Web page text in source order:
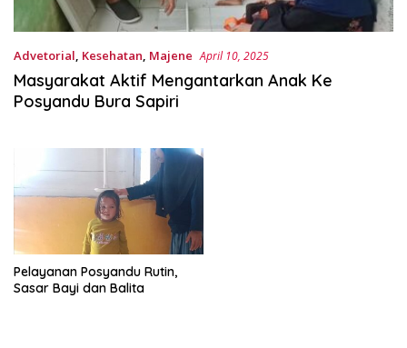
Advetorial, Kesehatan, Majene April 10, 2025
Masyarakat Aktif Mengantarkan Anak Ke
Posyandu Bura Sapiri
Pelayanan Posyandu Rutin,
Sasar Bayi dan Balita